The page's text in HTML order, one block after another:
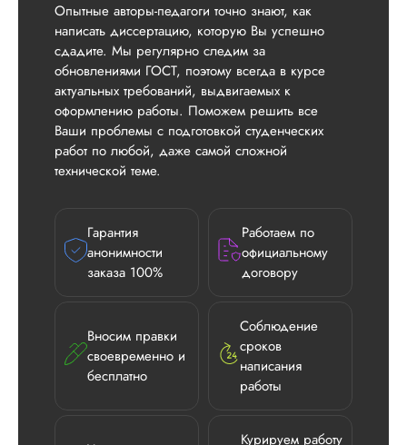
Опытные авторы-педагоги точно знают, как
написать диссертацию, которую Вы успешно
сдадите. Мы регулярно следим за
обновлениями ГОСТ, поэтому всегда в курсе
актуальных требований, выдвигаемых к
оформлению работы. Поможем решить все
Ваши проблемы с подготовкой студенческих
работ по любой, даже самой сложной
технической теме.
Гарантия
анонимности
заказа 100%
Работаем по
официальному
договору
Вносим правки
своевременно и
бесплатно
Соблюдение
сроков
написания
работы
Курируем работу
Диссертация